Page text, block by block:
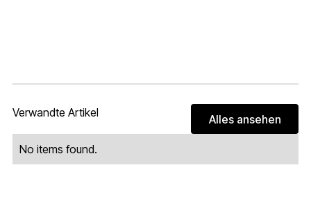
Verwandte Artikel
Alles
Alles ansehen
No items found.